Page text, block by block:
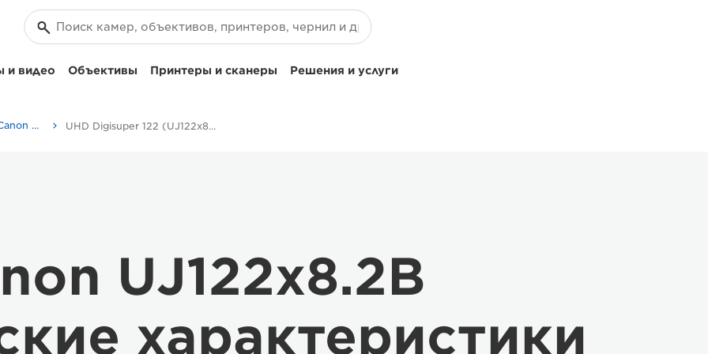
и видео Объективы Принтеры и сканеры Решения и услуги
Canon UJ122x8.2B - Canon UK UHD Digisuper 122 (UJ122x8.2B) - Specifications -
UJ122x8.2B
характеристики